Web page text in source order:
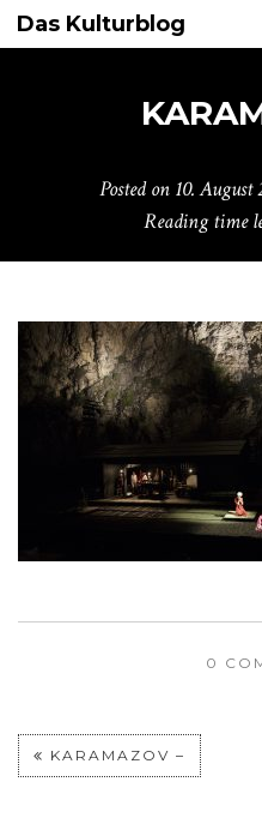
Das Kulturblog
Posted on 10. August
Reading time
0
KARAMAZOV –